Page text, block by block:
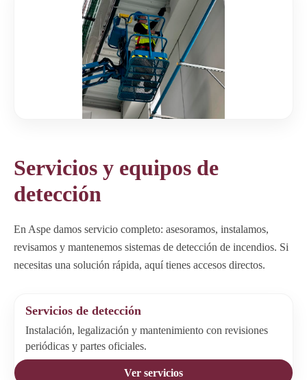
Servicios y equipos de
detección
En Aspe damos servicio completo: asesoramos, instalamos,
revisamos y mantenemos sistemas de detección de incendios. Si
necesitas una solución rápida, aquí tienes accesos directos.
Servicios de detección
Instalación, legalización y mantenimiento con revisiones
periódicas y partes oficiales.
Ver servicios